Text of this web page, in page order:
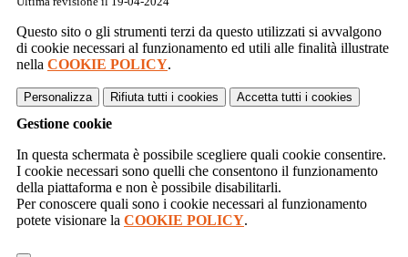
Questo sito o gli strumenti terzi da questo utilizzati si avvalgono
di cookie necessari al funzionamento ed utili alle finalità illustrate
nella COOKIE POLICY.
Personalizza Rifiuta tutti i cookies Accetta tutti i cookies
Gestione cookie
In questa schermata è possibile scegliere quali cookie consentire.
I cookie necessari sono quelli che consentono il funzionamento
della piattaforma e non è possibile disabilitarli.
Per conoscere quali sono i cookie necessari al funzionamento
potete visionare la COOKIE POLICY.